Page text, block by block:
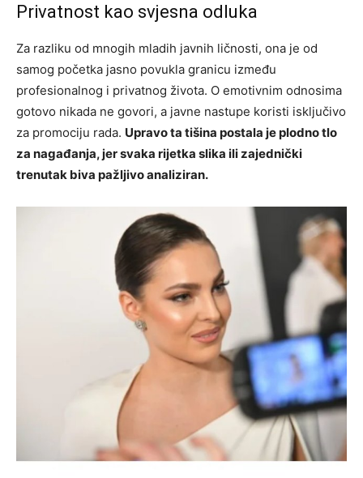
Privatnost kao svjesna odluka
Za razliku od mnogih mladih javnih ličnosti, ona je od
samog početka jasno povukla granicu između
profesionalnog i privatnog života. O emotivnim odnosima
gotovo nikada ne govori, a javne nastupe koristi isključivo
za promociju rada. Upravo ta tišina postala je plodno tlo
za nagađanja, jer svaka rijetka slika ili zajednički
trenutak biva pažljivo analiziran.